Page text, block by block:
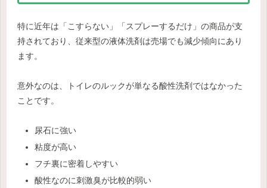
特に近年は「こすらない」「スプレーするだけ」の商品が支
持されており、従来型の液体洗剤は売場でも減少傾向にあり
ます。
意外なのは、トイレのルックが単なる酸性洗剤ではなかった
ことです。
尿石に強い
粘度が高い
フチ裏に密着しやすい
酸性なのに刺激臭が比較的弱い